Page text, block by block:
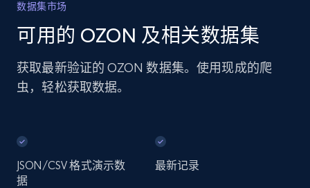
数据集市场
可用的 OZON 及相关数据集
获取最新验证的 OZON 数据集。使用现成的爬
虫，轻松获取数据。
JSON/CSV 格式演示数
据
最新记录